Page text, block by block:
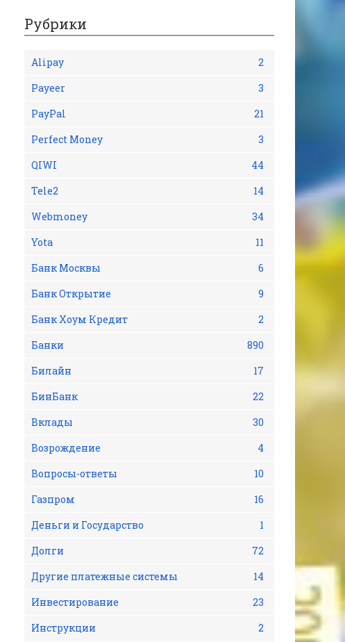
Рубрики
Alipay
2
Payeer
3
PayPal
21
Perfect Money
3
QIWI
44
Tele2
14
Webmoney
34
Yota
11
Банк Москвы
6
Банк Открытие
9
Банк Хоум Кредит
2
Банки
890
Билайн
17
БинБанк
22
Вклады
30
Возрождение
4
Вопросы-ответы
10
Газпром
16
Деньги и Государство
1
Долги
72
Другие платежные системы
14
Инвестирование
23
Инструкции
2